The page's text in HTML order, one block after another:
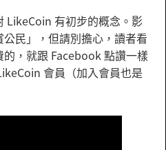
LikeCoin 有初步的概念。影
民」，但請別擔心，讀者看
，就跟 Facebook 點讚一樣
會員（加入會員也是